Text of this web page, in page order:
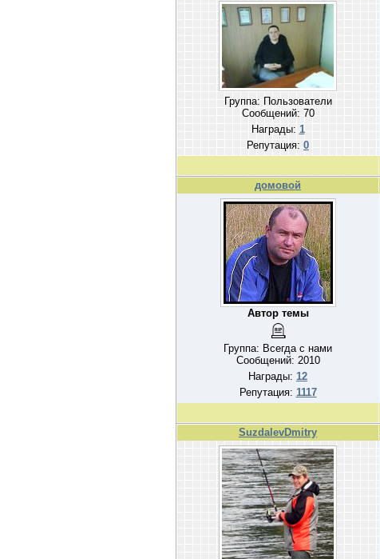
Группа: Пользователи
Сообщений: 70
Награды: 1
Репутация: 0
домовой
Автор темы
Группа: Всегда с нами
Сообщений: 2010
Награды: 12
Репутация: 1117
SuzdalevDmitry